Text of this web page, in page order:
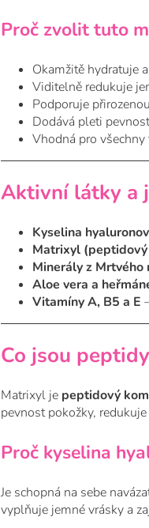
Proč zvolit tuto
Okamžitě hydratuje
Viditelně redukuje
Podporuje
Dodává pleti
Vhodná pro
Aktivní látky a
Kyselina
Matrixyl
Minerály z Mrtvého
Aloe vera a
Vitamíny A, B5 a E
Co jsou
Matrixyl je peptidový
pevnost pokožky,
Proč kyselina
Je schopná na sebe
vyplňuje jemné vrásky a